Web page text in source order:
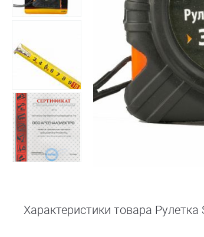
Характеристики товара